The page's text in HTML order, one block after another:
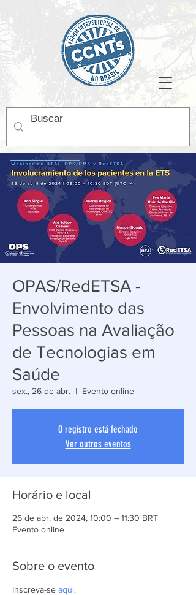
OPAS/RedETSA -
Envolvimento das
Pessoas na Avaliação
de Tecnologias em
Saúde
sex., 26 de abr.
  |
Evento online
O registro está fechado
Ver outros eventos
Horário e local
26 de abr. de 2024, 10:00 – 11:30 BRT
Evento online
Sobre o evento
Inscreva-se aqui.